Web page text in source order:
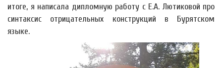
итоге, я написала дипломную работу с Е.А. Лютиковой про
синтаксис отрицательных конструкций в Бурятском
языке.